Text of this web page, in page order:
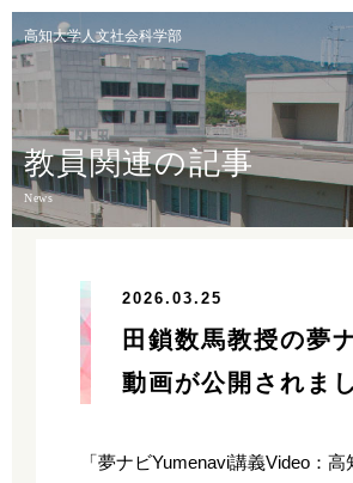
高知大学人文社会科学部
教員関連の記事
News
2026.03.25
田鎖数馬教授の夢
動画が公開されま
「夢ナビYumenavi講義Video：